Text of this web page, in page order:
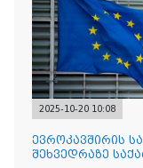
2025-10-20 10:08
ევროკავშირის
შეხვედრაზე